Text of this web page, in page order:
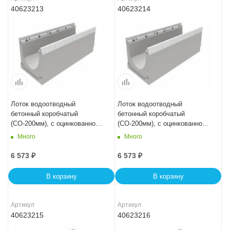
40623213
Лоток водоотводный
бетонный коробчатый
(СО-200мм), с оцинкованной
насадкой, с уклоном 0,5%
BGZ-V, № -13
Много
6 573 ₽
В корзину
40623214
Лоток водоотводный
бетонный коробчатый
(СО-200мм), с оцинкованной
насадкой, с уклоном 0,5%
BGZ-V, № -14
Много
6 573 ₽
В корзину
Артикул
40623215
Артикул
40623216